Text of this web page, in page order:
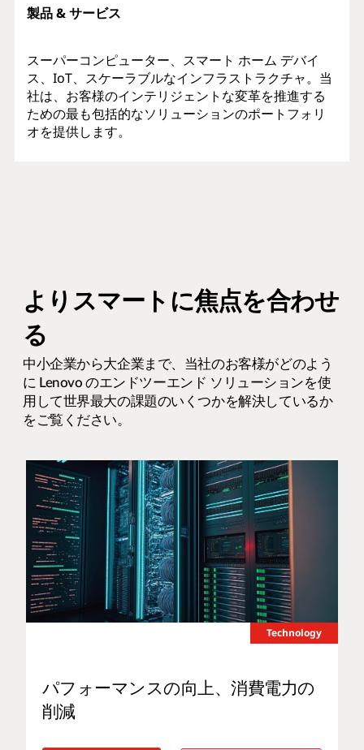
製品 & サービス
スーパーコンピューター、スマート ホーム デバイ
ス、IoT、スケーラブルなインフラストラクチャ。当
社は、お客様のインテリジェントな変革を推進する
ための最も包括的なソリューションのポートフォリ
オを提供します。
よりスマートに焦点を合わせ
る
中小企業から大企業まで、当社のお客様がどのよう
に Lenovo のエンドツーエンド ソリューションを使
用して世界最大の課題のいくつかを解決しているか
をご覧ください。
Technology
パフォーマンスの向上、消費電力の
削減